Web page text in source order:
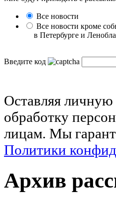
Все новости
Все новости кроме
в Петербурге и
Введите код
Оставляя
обработку
лицам. Мы
Политики
Архив